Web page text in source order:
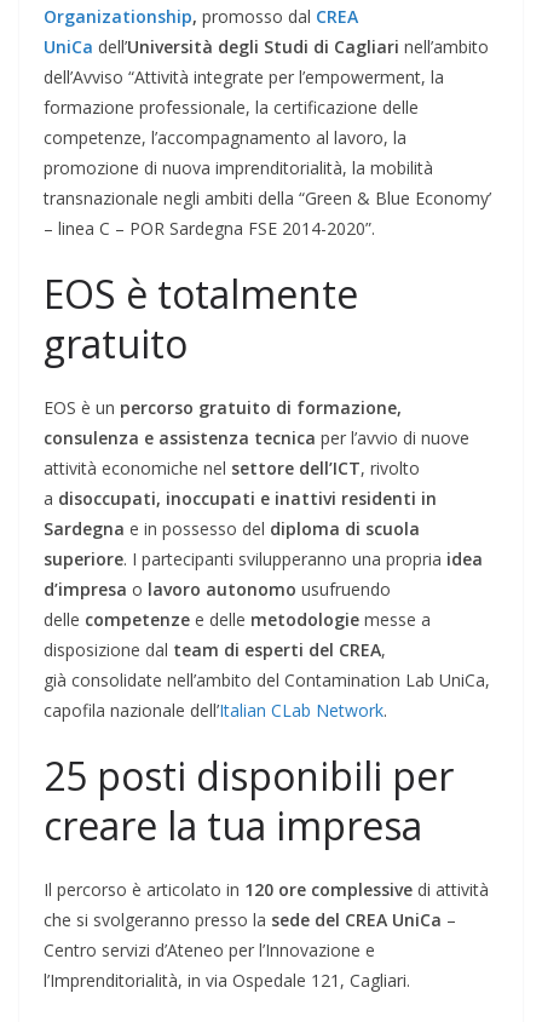
Organizationship, promosso dal CREA
UniCa dell’Università degli Studi di Cagliari nell’ambito
dell’Avviso “Attività integrate per l’empowerment, la
formazione professionale, la certificazione delle
competenze, l’accompagnamento al lavoro, la
promozione di nuova imprenditorialità, la mobilità
transnazionale negli ambiti della “Green & Blue Economy’
– linea C – POR Sardegna FSE 2014-2020”.
EOS è totalmente
gratuito
EOS è un percorso gratuito di formazione,
consulenza e assistenza tecnica per l’avvio di nuove
attività economiche nel settore dell’ICT, rivolto
a disoccupati, inoccupati e inattivi residenti in
Sardegna e in possesso del diploma di scuola
superiore. I partecipanti svilupperanno una propria idea
d’impresa o lavoro autonomo usufruendo
delle competenze e delle metodologie messe a
disposizione dal team di esperti del CREA,
già consolidate nell’ambito del Contamination Lab UniCa,
capofila nazionale dell’Italian CLab Network.
25 posti disponibili per
creare la tua impresa
Il percorso è articolato in 120 ore complessive di attività
che si svolgeranno presso la sede del CREA UniCa –
Centro servizi d’Ateneo per l’Innovazione e
l’Imprenditorialità, in via Ospedale 121, Cagliari.